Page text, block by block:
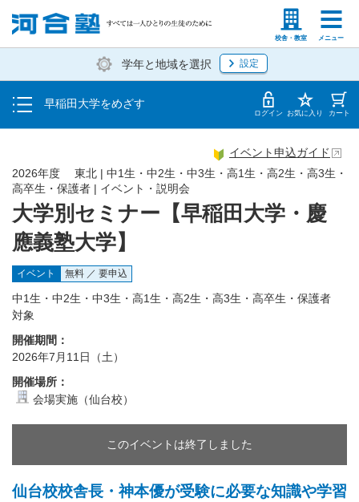
校舎・教室 メニュー
塾生の方 高等学校の先生
学年と地域を選択 設定
早稲田大学をめざす
大学を知る
受験対策をする
早大志望者のためのイベント ログイン お気に入り カート
大学別セミナー【早稲田大学・慶
應義塾大学】
2026年度 東北 | 中1生・中2生・中3生・高1生・高2生・高3生・
高卒生・保護者 | イベント・説明会
イベント申込ガイド
イベント 無料 ／ 要申込
中1生・中2生・中3生・高1生・高2生・高3生・高卒生・保護者
対象
開催期間：
2026年7月11日（土）
開催場所：
会場実施（仙台校）
このイベントは終了しました
仙台校校舎長・神本優が受験に必要な知識や学習